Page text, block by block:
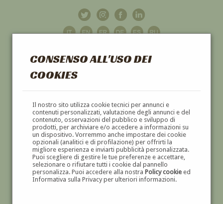
CONSENSO ALL'USO DEI
COOKIES
Il nostro sito utilizza cookie tecnici per annunci e
contenuti personalizzati, valutazione degli annunci e del
contenuto, osservazioni del pubblico e sviluppo di
prodotti, per archiviare e/o accedere a informazioni su
un dispositivo. Vorremmo anche impostare dei cookie
opzionali (analitici e di profilazione) per offrirti la
migliore esperienza e inviarti pubblicità personalizzata.
Puoi scegliere di gestire le tue preferenze e accettare,
selezionare o rifiutare tutti i cookie dal pannello
personalizza. Puoi accedere alla nostra Policy cookieed
Informativa sulla Privacy per ulteriori informazioni.
GALLERIAD'ARTE
DIPINTI E SCULTURE '800 E '900